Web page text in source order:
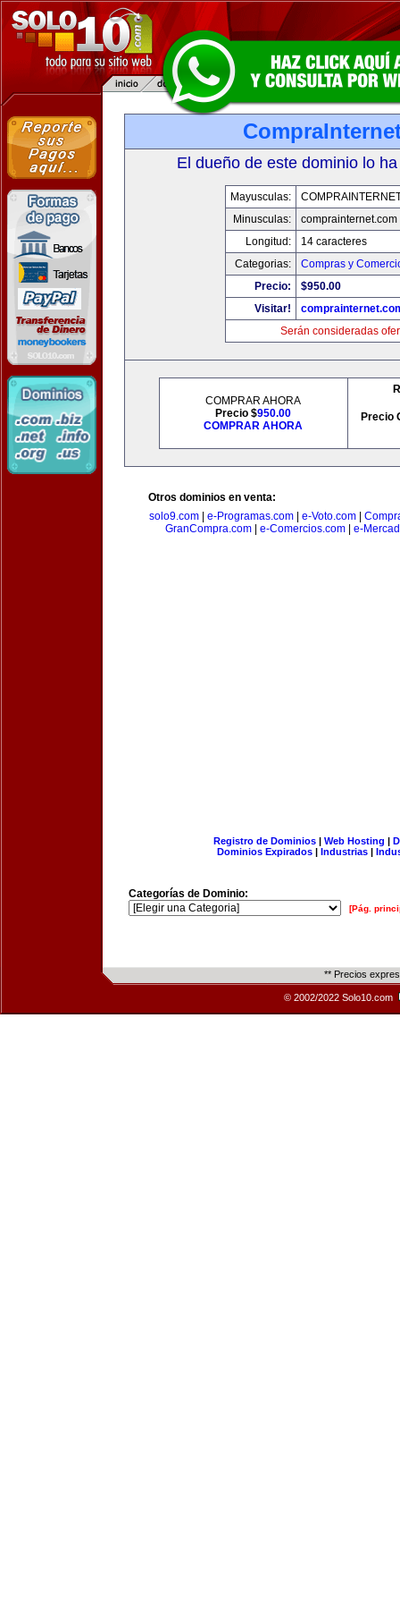
El dueño de este dominio lo
Mayusculas:
Minusculas:
comprainternet.com
Longitud:
14 caracteres
Categorias:
Compras y
Precio:
$950.00
Visitar!
Serán consideradas
COMPRAR AHORA
Precio $950.00
COMPRAR AHORA
Precio
Otros dominios en venta:
solo9.com| e-Programas.com| e-Voto.com|
GranCompra.com
e-Comercios.com e-
Registro de Dominios| Web Hosting |
Dominios Expirados | Industrias |
Categorías de Dominio:
[Pág.
** Precios
© 2002/2022 Solo10.com